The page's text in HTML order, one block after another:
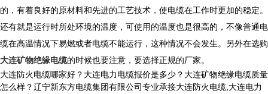
的，有着良好的原材料和先进的工艺技术，使电缆在工作时更加的稳定。
还有就是运行时所处环境的温度，可使用的温度也是很高的，不像普通电
缆在高温情况下易燃或者电缆不能运行，这种情况不会发生。另外在选购
大连矿物绝缘电缆的时候也要注意，要选择正规的厂家。
大连防火电缆哪家好？大连电力电缆报价是多少？大连矿物绝缘电缆质量
怎么样？辽宁新东方电缆集团有限公司专业承接大连防火电缆,大连电力